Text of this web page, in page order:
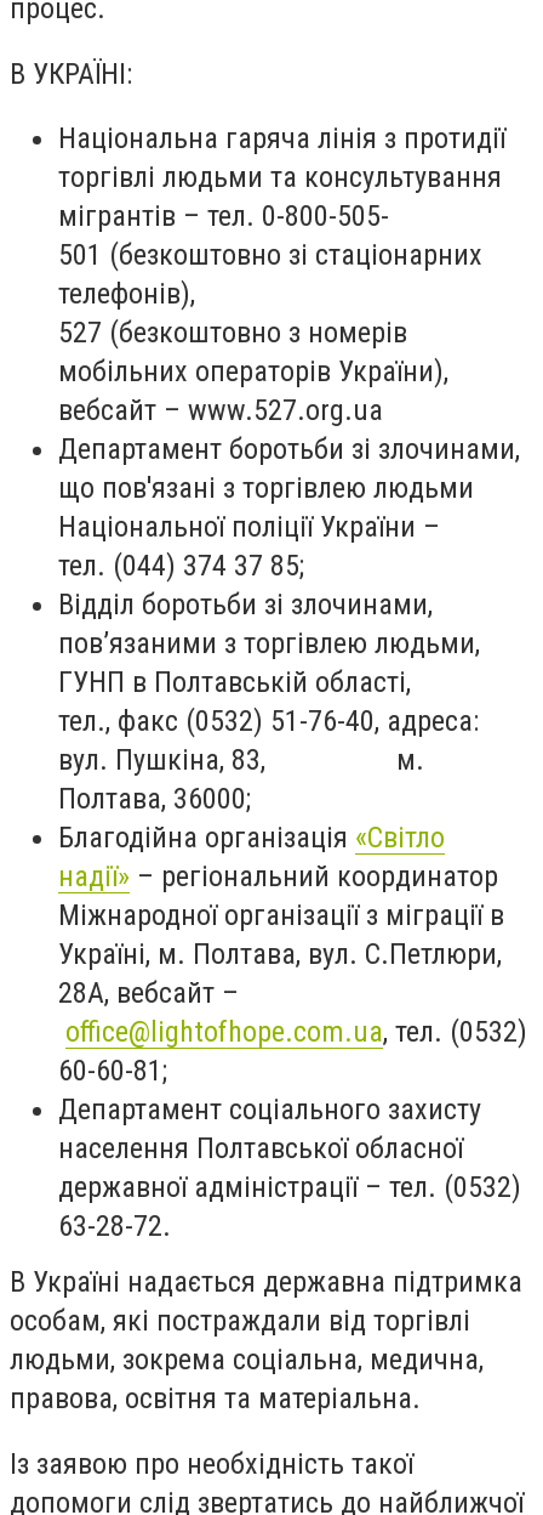
процес.
В УКРАЇНІ:
Національна гаряча лінія з протидії
торгівлі людьми та консультування
мігрантів – тел. 0-800-505-
501 (безкоштовно зі стаціонарних
телефонів),
527 (безкоштовно з номерів
мобільних операторів України),
вебсайт – www.527.org.ua
Департамент боротьби зі злочинами,
що пов'язані з торгівлею людьми
Національної поліції України –
тел. (044) 374 37 85;
Відділ боротьби зі злочинами,
пов’язаними з торгівлею людьми,
ГУНП в Полтавській області,
тел., факс (0532) 51-76-40, адреса:
вул. Пушкіна, 83, м.
Полтава, 36000;
Благодійна організація «Світло
надії» – регіональний координатор
Міжнародної організації з міграції в
Україні, м. Полтава, вул. С.Петлюри,
28А, вебсайт –
office@lightofhope.com.ua, тел. (0532)
60-60-81 ;
Департамент соціального захисту
населення Полтавської обласної
державної адміністрації – тел. (0532)
63-28-72.
В Україні надається державна підтримка
особам, які постраждали від торгівлі
людьми, зокрема соціальна, медична,
правова, освітня та матеріальна.
Із заявою про необхідність такої
допомоги слід звертатись до найближчої